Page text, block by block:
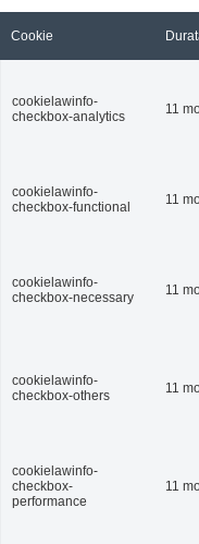
Cookie
cookielawinfo-
checkbox-analytics
11
cookielawinfo-
checkbox-functional
11
cookielawinfo-
checkbox-necessary
11
cookielawinfo-
checkbox-others
11
cookielawinfo-
checkbox-
performance
11